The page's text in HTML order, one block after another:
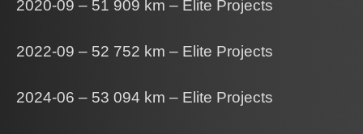
2020-09 – 51 909 km – Elite Projects
2022-09 – 52 752 km – Elite Projects
2024-06 – 53 094 km – Elite Projects